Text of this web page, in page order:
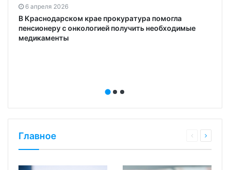
6 апреля 2026
В Краснодарском крае прокуратура помогла
пенсионеру с онкологией получить необходимые
медикаменты
Главное